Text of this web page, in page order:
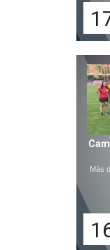
Más